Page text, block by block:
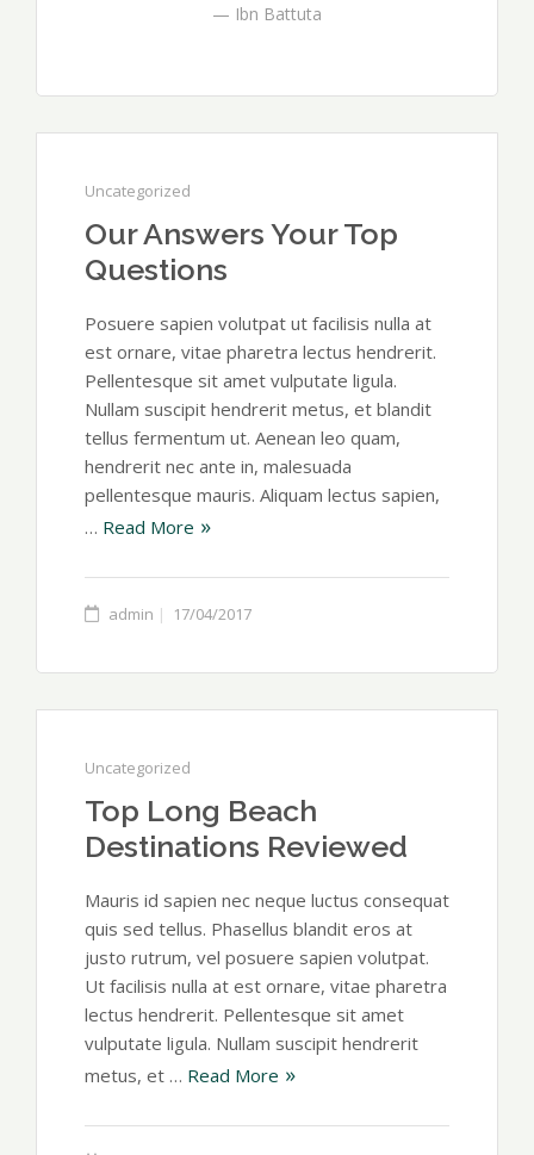
Ibn Battuta
Uncategorized
Our Answers Your Top
Questions
Posuere sapien volutpat ut facilisis nulla at
est ornare, vitae pharetra lectus hendrerit.
Pellentesque sit amet vulputate ligula.
Nullam suscipit hendrerit metus, et blandit
tellus fermentum ut. Aenean leo quam,
hendrerit nec ante in, malesuada
pellentesque mauris. Aliquam lectus sapien,
… Read More
admin 17/04/2017
Uncategorized
Top Long Beach
Destinations Reviewed
Mauris id sapien nec neque luctus consequat
quis sed tellus. Phasellus blandit eros at
justo rutrum, vel posuere sapien volutpat.
Ut facilisis nulla at est ornare, vitae pharetra
lectus hendrerit. Pellentesque sit amet
vulputate ligula. Nullam suscipit hendrerit
metus, et … Read More